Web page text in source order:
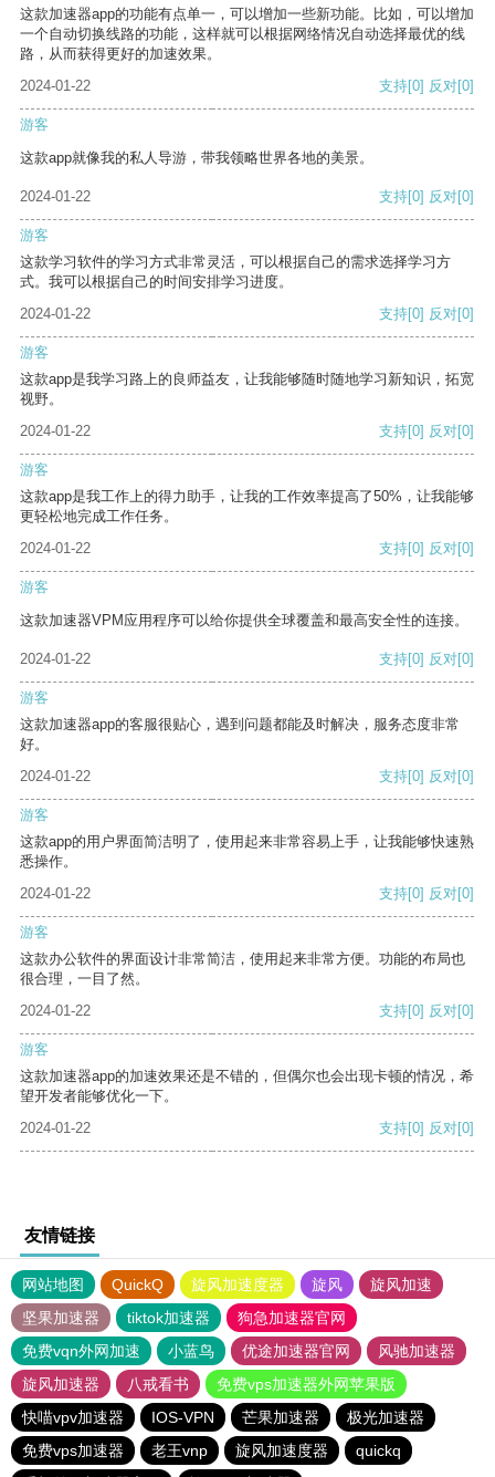
这款加速器app的功能有点单一，可以增加一些新功能。比如，可以增加
一个自动切换线路的功能，这样就可以根据网络情况自动选择最优的线
路，从而获得更好的加速效果。
2024-01-22
支持[0] 反对[0]
游客
这款app就像我的私人导游，带我领略世界各地的美景。
2024-01-22 支持[0] 反对[0]
游客
这款学习软件的学习方式非常灵活，可以根据自己的需求选择学习方
式。我可以根据自己的时间安排学习进度。
2024-01-22
支持[0] 反对[0]
游客
这款app是我学习路上的良师益友，让我能够随时随地学习新知识，拓宽
视野。
2024-01-22
支持[0] 反对[0]
游客
这款app是我工作上的得力助手，让我的工作效率提高了50%，让我能够
更轻松地完成工作任务。
2024-01-22
支持[0] 反对[0]
游客
这款加速器VPM应用程序可以给你提供全球覆盖和最高安全性的连接。
2024-01-22 支持[0] 反对[0]
游客
这款加速器app的客服很贴心，遇到问题都能及时解决，服务态度非常
好。
2024-01-22
支持[0] 反对[0]
游客
这款app的用户界面简洁明了，使用起来非常容易上手，让我能够快速熟
悉操作。
2024-01-22
支持[0] 反对[0]
游客
这款办公软件的界面设计非常简洁，使用起来非常方便。功能的布局也
很合理，一目了然。
2024-01-22
支持[0] 反对[0]
游客
这款加速器app的加速效果还是不错的，但偶尔也会出现卡顿的情况，希
望开发者能够优化一下。
2024-01-22
支持[0] 反对[0]
友情链接
网站地图 QuickQ 旋风加速度器 旋风
旋风加速
坚果加速器
tiktok加速器
狗急加速器官网
免费vqn外网加速
小蓝鸟 优途加速器官网
风驰加速器
旋风加速器
八戒看书
免费vps加速器外网苹果版
快喵vpv加速器
IOS-VPN 芒果加速器
极光加速器
免费vps加速器
老王vnp 旋风加速度器
quickq